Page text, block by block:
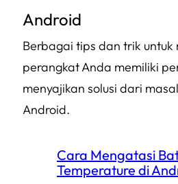
Android
Berbagai tips dan trik untuk
perangkat Anda memiliki
menyajikan solusi dari
Android.
Cara Mengatasi
Temperature di